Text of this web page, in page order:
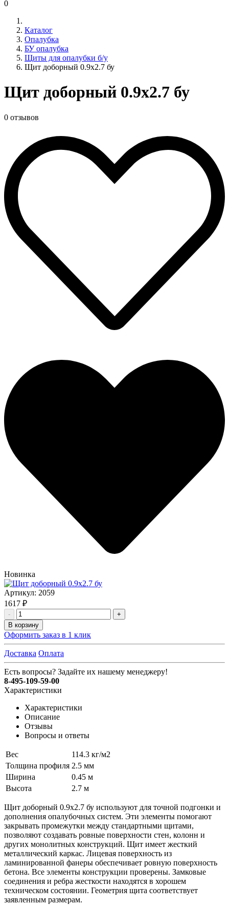
0
Каталог
Опалубка
БУ опалубка
Щиты для опалубки б/у
Щит доборный 0.9x2.7 бу
Щит доборный 0.9x2.7 бу
0 отзывов
Новинка
Артикул: 2059
1617 ₽
-
+
В корзину
Оформить заказ в 1 клик
Доставка Оплата
Есть вопросы? Задайте их нашему менеджеру!
8-495-109-59-00
Характеристики
Характеристики
Описание
Отзывы
Вопросы и ответы
Вес
114.3 кг/м2
Толщина профиля 2.5 мм
Ширина
0.45 м
Высота
2.7 м
Щит доборный 0.9x2.7 бу используют для точной подгонки и
дополнения опалубочных систем. Эти элементы помогают
закрывать промежутки между стандартными щитами,
позволяют создавать ровные поверхности стен, колонн и
других монолитных конструкций. Щит имеет жесткий
металлический каркас. Лицевая поверхность из
ламинированной фанеры обеспечивает ровную поверхность
бетона. Все элементы конструкции проверены. Замковые
соединения и ребра жесткости находятся в хорошем
техническом состоянии. Геометрия щита соответствует
заявленным размерам.